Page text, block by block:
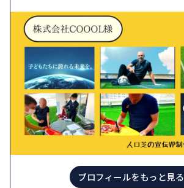
プロフィールをもっと見る